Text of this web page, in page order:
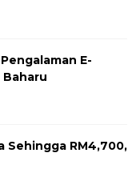
E-
Sehingga RM4,700,